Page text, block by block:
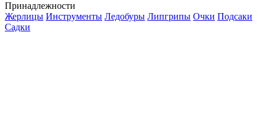
Принадлежности
Жерлицы Инструменты Ледобуры Липгрипы Очки Подсаки
Садки